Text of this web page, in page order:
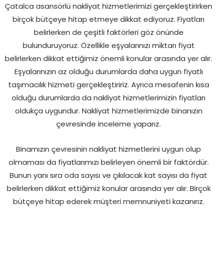
Çatalca asansörlü nakliyat hizmetlerimizi gerçekleştirirken
birçok bütçeye hitap etmeye dikkat ediyoruz. Fiyatları
belirlerken de çeşitli faktörleri göz önünde
bulunduruyoruz. Özellikle eşyalarınızı miktarı fiyat
belirlerken dikkat ettiğimiz önemli konular arasında yer alır.
Eşyalarınızın az olduğu durumlarda daha uygun fiyatlı
taşımacılık hizmeti gerçekleştiririz. Ayrıca mesafenin kısa
olduğu durumlarda da nakliyat hizmetlerimizin fiyatları
oldukça uygundur. Nakliyat hizmetlerimizde binanızın
çevresinde inceleme yaparız.
Binamızın çevresinin nakliyat hizmetlerini uygun olup
olmaması da fiyatlarımızı belirleyen önemli bir faktördür.
Bunun yanı sıra oda sayısı ve çıkılacak kat sayısı da fiyat
belirlerken dikkat ettiğimiz konular arasında yer alır. Birçok
bütçeye hitap ederek müşteri memnuniyeti kazanırız.